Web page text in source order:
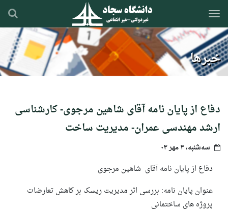
رفتن
محتوای
اصلی
خبرها
دفاع از پایان نامه آقای شاهین مرجوی- کارشناسی
ارشد مهندسی عمران- مدیریت ساخت
سه‌شنبه، ۳ مهر ۰۳
دفاع از پایان نامه آقای شاهین مرجوی
عنوان پایان نامه: بررسی اثر مدیریت ریسک بر کاهش تعارضات
پروژه های ساختمانی